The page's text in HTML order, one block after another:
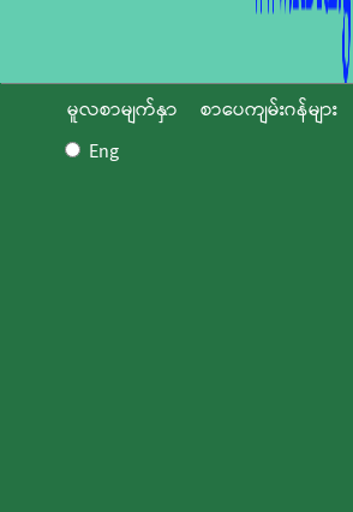
မူလစာမျက်နှာ စာပေကျမ်းဂန်များ
Eng